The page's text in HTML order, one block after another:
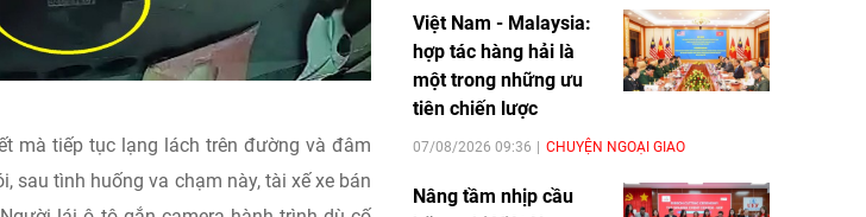
mà tiếp tục lạng lách trên đường và đâm
sau tình huống va chạm này, tài xế xe bán
Việt Nam - Malaysia:
hợp tác hàng hải là
một trong những ưu
tiên chiến lược
07/08/2026 09:36 CHUYỆN NGOẠI GIAO
Nâng tầm nhịp cầu